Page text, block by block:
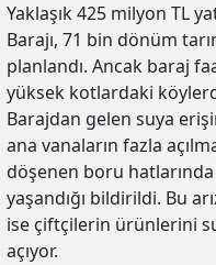
Yaklaşık 425 milyon TL
Barajı, 71 bin dönüm
planlandı. Ancak baraj
yüksek kotlardaki
Barajdan gelen suya
ana vanaların fazla
döşenen boru
yaşandığı bildirildi. Bu
ise çiftçilerin ürünlerini
açıyor.